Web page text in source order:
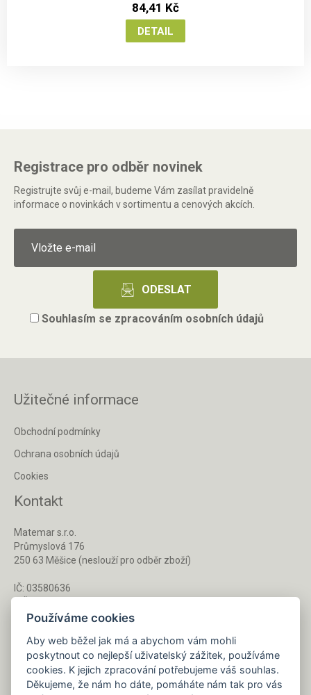
84,41 Kč
Registrace pro odběr novinek
Registrujte svůj e-mail, budeme Vám zasílat pravidelně
informace o novinkách v sortimentu a cenových akcích.
Souhlasím se zpracováním osobních údajů
Užitečné informace
Obchodní podmínky
Ochrana osobních údajů
Cookies
Kontakt
Matemar s.r.o.
Průmyslová 176
250 63 Měšice (neslouží pro odběr zboží)
IČ: 03580636
Po - Pá 8 - 16 h
733 127 788
Používáme cookies
Aby web běžel jak má a abychom vám mohli
poskytnout co nejlepší uživatelský zážitek, používáme
cookies. K jejich zpracování potřebujeme váš souhlas.
Děkujeme, že nám ho dáte, pomáháte nám tak pro vás